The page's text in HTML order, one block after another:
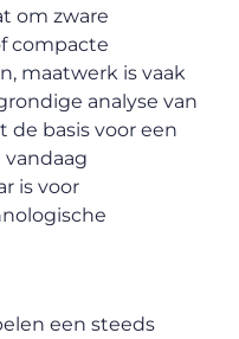
om zware
compacte
maatwerk is vaak
analyse van
de basis voor een
is voor
een steeds